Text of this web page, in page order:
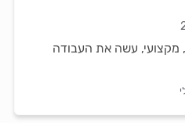
מקצועי, עשה את העבודה